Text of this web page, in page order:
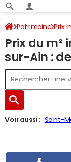
Patrimoine Prix
Prix du m²
sur-Ain :
Voir aussi : Saint-